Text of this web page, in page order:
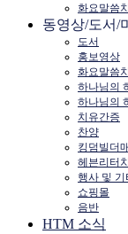
화요말씀
동영상/도서/
도서
홍보영상
화요말씀
하나님의
하나님의
치유간증
찬양
킹덤빌더
헤븐리터
행사 및 기
쇼핑몰
음반
HTM 소식